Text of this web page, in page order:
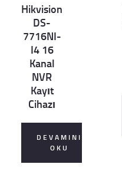
Det
Hikvision
DS-
7716NI-
I4 16
Kanal
NVR
Kayıt
Cihazı
DEVAMINI
OKU